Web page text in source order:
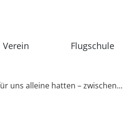
Verein Flugschule
uns alleine hatten – zwischen...